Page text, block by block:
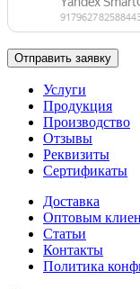
Отправить заявку
Услуги
Продукция
Производство
Отзывы
Реквизиты
Сертификаты
Доставка
Оптовым
Статьи
Контакты
Политика